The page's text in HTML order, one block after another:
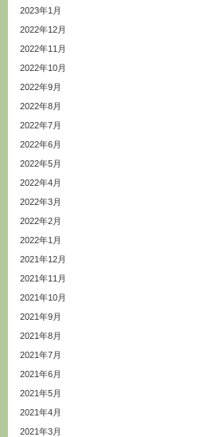
2023年1月
2022年12月
2022年11月
2022年10月
2022年9月
2022年8月
2022年7月
2022年6月
2022年5月
2022年4月
2022年3月
2022年2月
2022年1月
2021年12月
2021年11月
2021年10月
2021年9月
2021年8月
2021年7月
2021年6月
2021年5月
2021年4月
2021年3月